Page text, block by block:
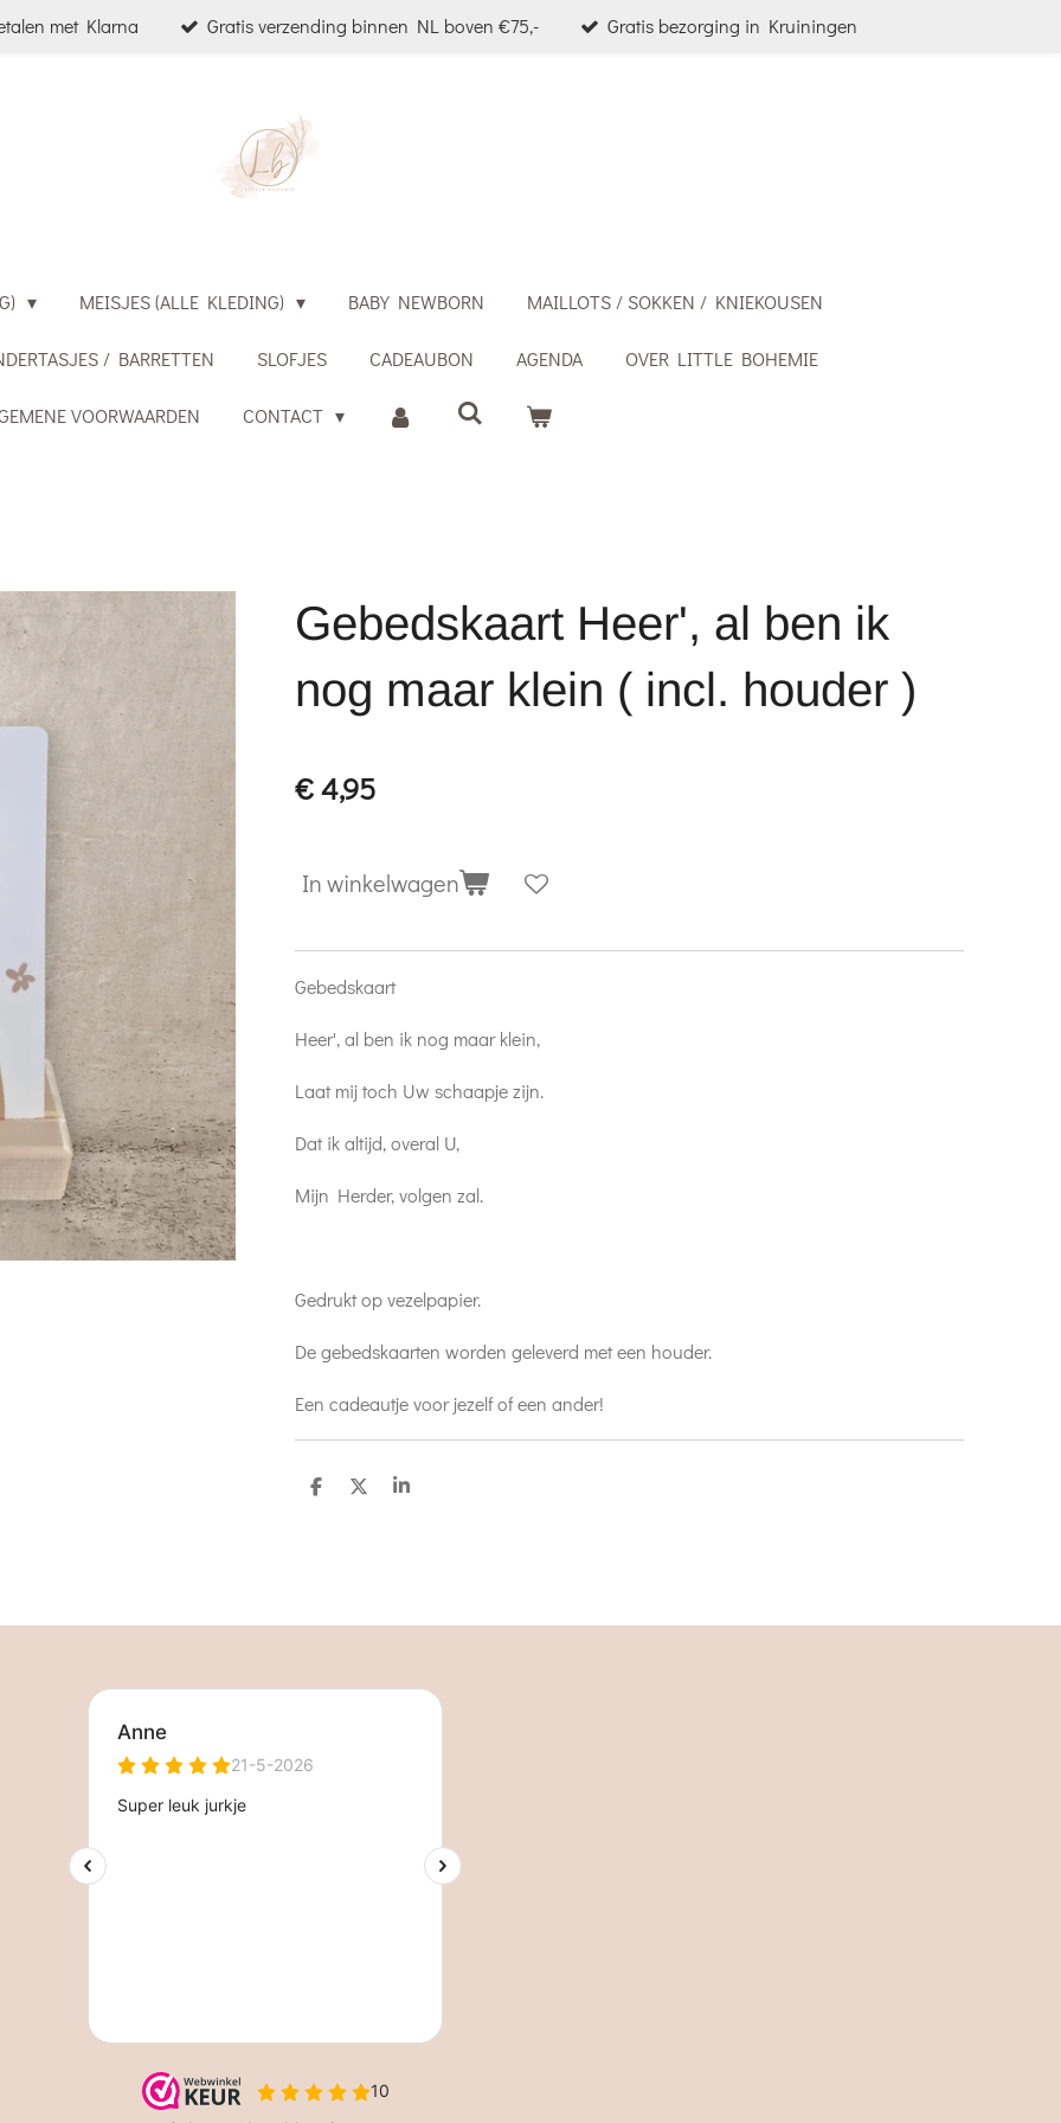
met Klarna Gratis verzending binnen NL boven €75,- Gratis bezorging in Kruiningen
MEISJES (ALLE KLEDING) BABY NEWBORN MAILLOTS / SOKKEN / KNIEKOUSEN
/ BARRETTEN SLOFJES CADEAUBON AGENDA OVER LITTLE BOHEMIE
VOORWAARDEN CONTACT
Gebedskaart Heer', al ben ik
nog maar klein ( incl. houder )
€ 4,95
In winkelwagen
Gebedskaart
Heer', al ben ik nog maar klein,
Laat mij toch Uw schaapje zijn.
Dat ik altijd, overal U,
Mijn Herder, volgen zal.
Gedrukt op vezelpapier.
De gebedskaarten worden geleverd met een houder.
Een cadeautje voor jezelf of een ander!
D
D
S